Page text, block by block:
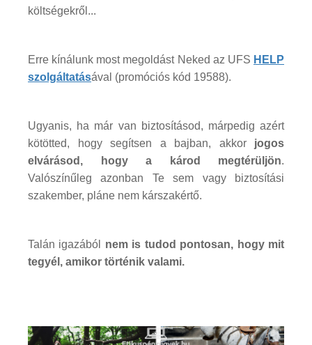
költségekről...
Erre kínálunk most megoldást Neked az UFS HELP
szolgáltatásával (promóciós kód 19588).
Ugyanis, ha már van biztosításod, márpedig azért
kötötted, hogy segítsen a bajban, akkor jogos
elvárásod, hogy a károd megtérüljön.
Valószínűleg azonban Te sem vagy biztosítási
szakember, pláne nem kárszakértő.
Talán igazából nem is tudod pontosan, hogy mit
tegyél, amikor történik valami.